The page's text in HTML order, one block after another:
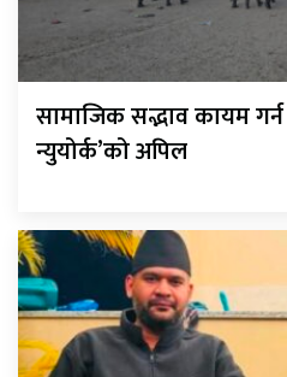
सामाजिक सद्भाव कायम
न्युयोर्क’को अपिल